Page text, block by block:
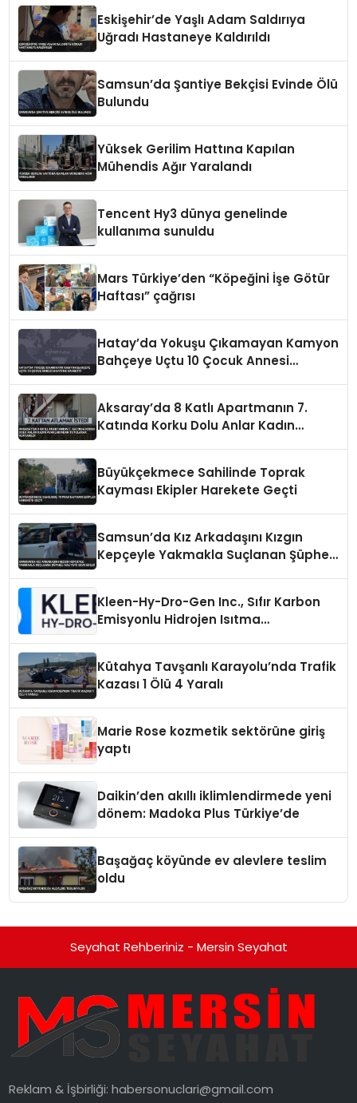
Eskişehir’de Yaşlı Adam Saldırıya
Uğradı Hastaneye Kaldırıldı
Samsun’da Şantiye Bekçisi Evinde Ölü
Bulundu
Yüksek Gerilim Hattına Kapılan
Mühendis Ağır Yaralandı
Tencent Hy3 dünya genelinde
kullanıma sunuldu
Mars Türkiye’den “Köpeğini İşe Götür
Haftası” çağrısı
Hatay’da Yokuşu Çıkamayan Kamyon
Bahçeye Uçtu 10 Çocuk Annesi
Aksaray’da 8 Katlı Apartmanın 7.
Katında Korku Dolu Anlar Kadın
Büyükçekmece Sahilinde Toprak
Kayması Ekipler Harekete Geçti
Samsun’da Kız Arkadaşını Kızgın
Kepçeyle Yakmakla Suçlanan Şüpheli
Kleen-Hy-Dro-Gen Inc., Sıfır Karbon
Emisyonlu Hidrojen Isıtma
Kütahya Tavşanlı Karayolu’nda Trafik
Kazası 1 Ölü 4 Yaralı
Marie Rose kozmetik sektörüne giriş
yaptı
Daikin’den akıllı iklimlendirmede yeni
dönem: Madoka Plus Türkiye’de
Başağaç köyünde ev alevlere teslim
oldu
Seyahat Rehberiniz - Mersin Seyahat
Reklam & İşbirliği:habersonuclari@gmail.com